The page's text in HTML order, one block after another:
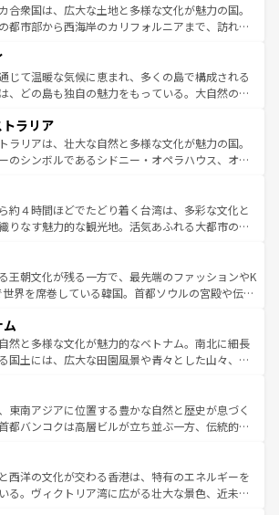
あり、アルプス観光だけでなく町歩きも満喫する
きる。国民の所得が高いため物価も高いが、旅行
費無料で観光を楽しむこともできる。 なお、新
ス情報はコンテンツ一覧 を参照してほしい。
合衆国は、広大な土地と多様な文化が魅力の国。
都市部から西海岸のカリフォルニアまで、訪れる
巨大都市は、観光、ショッピング、エンターテイ
が詰まった刺激的なスポットだ。一方、アメリカ
大自然が広がり、グランドキャニオンやイエロー
ーオーリンズでは、音楽と美食が融合した独特の
力。旅行者はアメリカの各地域で異なる魅力を楽
ら、その多様性と豊かな歴史を感じることができ
沢な旅のスタイルだ。 なお、新着のアメリカ
コンテンツ一覧を参照してほしい。
じて温暖な気候に恵まれ、多くの島で構成される
、どの島も独自の魅力をもっている。大自然の神
見逃せない。また、定番の観光地といえばオアフ
静かな自然を求めるならマウイ島やカウアイ島が
。エメラルドグリーンに輝く海をはじめ、豊かな
てなしの心で訪れる人々を迎えてくれるハワイの
いしいローカルフードやハワイアンミュージッ
的なフラダンスなど、すべてがハワイの魅力を彩
味わってほしい。 なお、新着のハワイ情報
ンツ一覧を参照してほしい。
ラリア
ラリアは、壮大な自然と多様な文化が魅力の国。
のシンボルであるシドニー・オペラハウス、オー
フや大陸中央部にそびえるウルル（エアーズロッ
スマニアの美しい原生林やケアンズの熱帯雨林な
ころがたくさん。また、カフェやワイン、オージ
クティビティも充実しており、サーフィンやダイ
ハイキングなど、アウトドア好きにはたまらな
ストラリアの多彩な魅力を存分に味わいつくそ
ほしい。
約４時間ほどでたどり着く台湾は、多彩な文化と
りなす魅力的な観光地。活気あふれる大都市の台
ひつな山岳地帯である台湾東部など、都市の喧騒
静けさが共存しており、訪れる人に新しい発見と
たらしてくれる。また、奥深い台湾の食文化も魅
いと評判のスイーツなど、バラエティ豊かな料理
が味わえる。 なお、新着の台湾情報は コンテンツ一覧を参
しい。
王朝文化が残る一方で、最先端のファッションやK
界を席巻している韓国。首都ソウルの宮殿や伝統
に足を延ばせば四季折々の自然美を楽しむことが
そして、キムチや焼肉、絶品のストリートフード
まざまな韓国料理が待っている。夜には、韓国な
包まれながら、韓国の多彩な魅力を心ゆくまで味
わってみてほしい。 なお、新着の韓国情報はコンテンツ一
してほしい。
ム
然と多様な文化が魅力的なベトナム。南北に細長
国土には、広大な田園風景や青々とした山々、世
展と共に伝統が息づく。ハノイの古い町並みやホ
市のフランス統治時代の建物も、独特の雰囲気を
ている。また、バラエティの豊かさとおいしさで
ォーやバインミー、ベトナムコーヒーなどは、ぜ
味わいたい。どの地域を訪れてもあたたかい人々
を迎えてくれるので、きっと忘れられない旅にな
東南アジアに位置する豊かな自然と歴史が息づく
都バンコクは高層ビルが立ち並ぶ一方、伝統的な
交差している。北部ではチェンマイなどの山岳地
と触れ合い、南部ではプーケットやクラビの美し
でリゾート気分を楽しむことができる。タイ料理
西洋の文化が交わる香港は、特有のエネルギーを
る。ヴィクトリア湾に広がる壮大な景色、近未来